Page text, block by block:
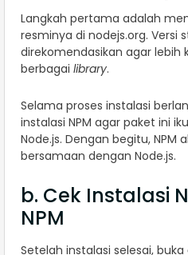
Langkah pertama adalah
resminya di nodejs.org. Versi
direkomendasikan agar lebih
berbagai library.
Selama proses instalasi
instalasi NPM agar paket ini
Node.js. Dengan begitu,
bersamaan dengan Node.js.
b. Cek Instalasi
NPM
Setelah instalasi selesai, buka